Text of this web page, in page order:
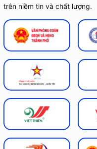
trên niềm tin và chất lượng.